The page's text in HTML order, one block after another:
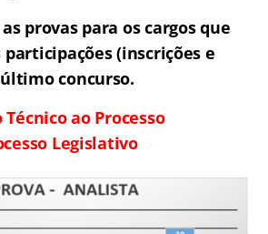
provas para os cargos que
(inscrições e
concurso.
Técnico ao Processo
Legislativo